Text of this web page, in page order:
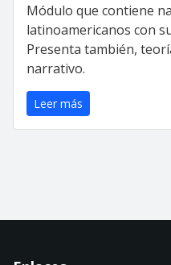
Módulo que contiene
latinoamericanos con
Presenta también,
narrativo.
Leer más